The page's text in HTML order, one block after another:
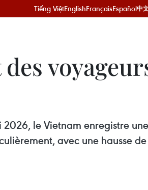
Tiếng ViệtEnglishFrançaisEspañol中
le Vietnam enregistre
avec une hausse